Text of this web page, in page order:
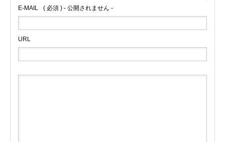
E-MAIL ( 必須 ) - 公開されません -
URL